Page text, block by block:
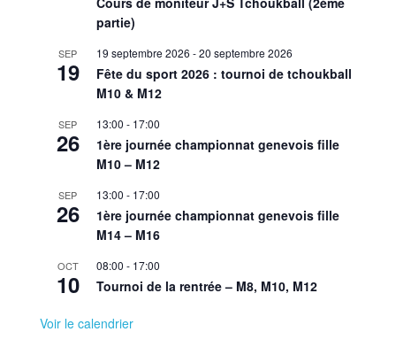
partie)
SEP
19
19 septembre 2026 -20 septembre 2026
Fête du sport 2026 : tournoi de tchoukball
M10 & M12
SEP
26
13:00 - 17:00
1ère journée championnat genevois fille
M10 – M12
SEP
26
13:00 - 17:00
1ère journée championnat genevois fille
M14 – M16
OCT
10
08:00 - 17:00
Tournoi de la rentrée – M8, M10, M12
Voir le calendrier